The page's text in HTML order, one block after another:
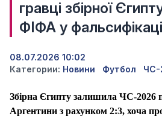
гравці збірної
ФІФА у
08.07.2026 10:02
Категории: Новини Футбол ЧС-
Збірна Єгипту залишила ЧС-2026
Аргентини з рахунком 2:3, хоча